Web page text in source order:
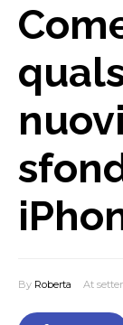
By Roberta At